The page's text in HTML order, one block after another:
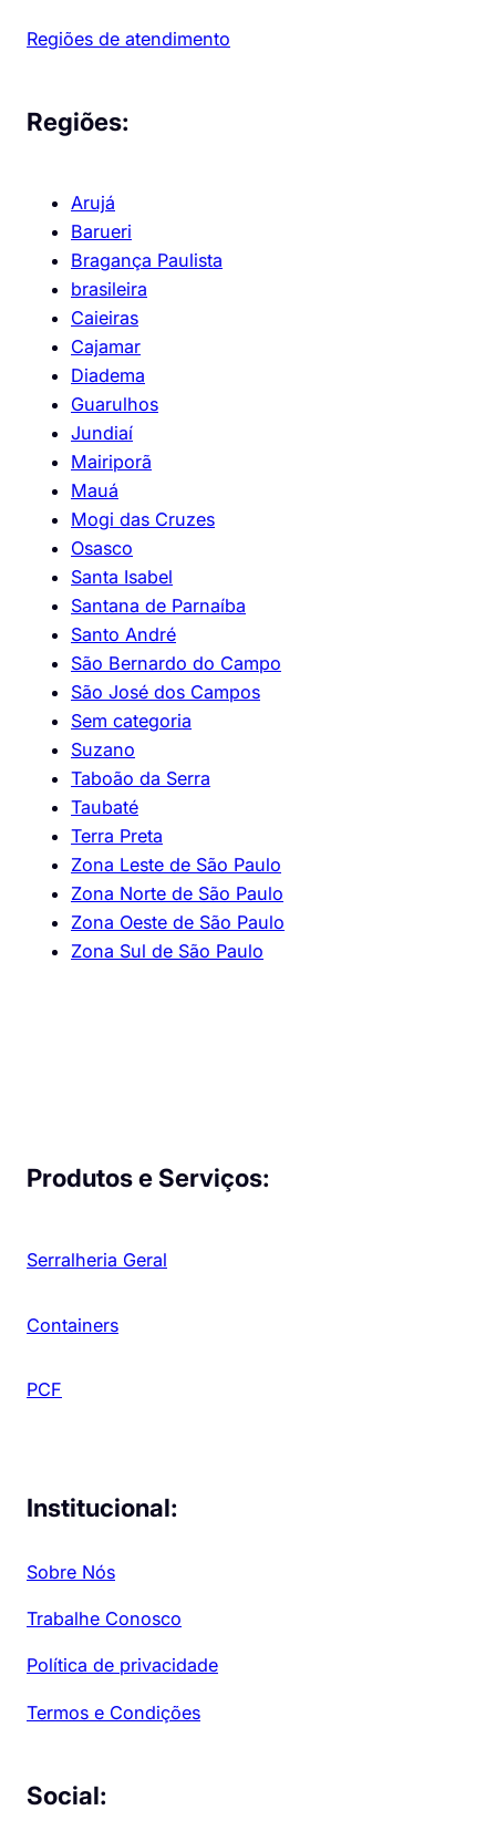
Regiões de atendimento
Regiões:
Arujá
Barueri
Bragança Paulista
brasileira
Caieiras
Cajamar
Diadema
Guarulhos
Jundiaí
Mairiporã
Mauá
Mogi das Cruzes
Osasco
Santa Isabel
Santana de Parnaíba
Santo André
São Bernardo do Campo
São José dos Campos
Sem categoria
Suzano
Taboão da Serra
Taubaté
Terra Preta
Zona Leste de São Paulo
Zona Norte de São Paulo
Zona Oeste de São Paulo
Zona Sul de São Paulo
Produtos e Serviços:
Serralheria Geral
Containers
PCF
Institucional:
Sobre Nós
Trabalhe Conosco
Política de privacidade
Termos e Condições
Social: